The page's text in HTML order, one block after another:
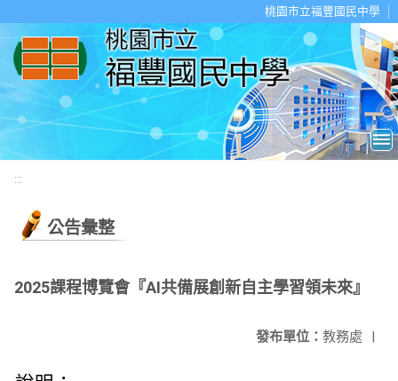
桃園市立福豐國民中學
:::
公告彙整
2025課程博覽會『AI共備展創新自主學習領未來』
發布單位： 教務處 |